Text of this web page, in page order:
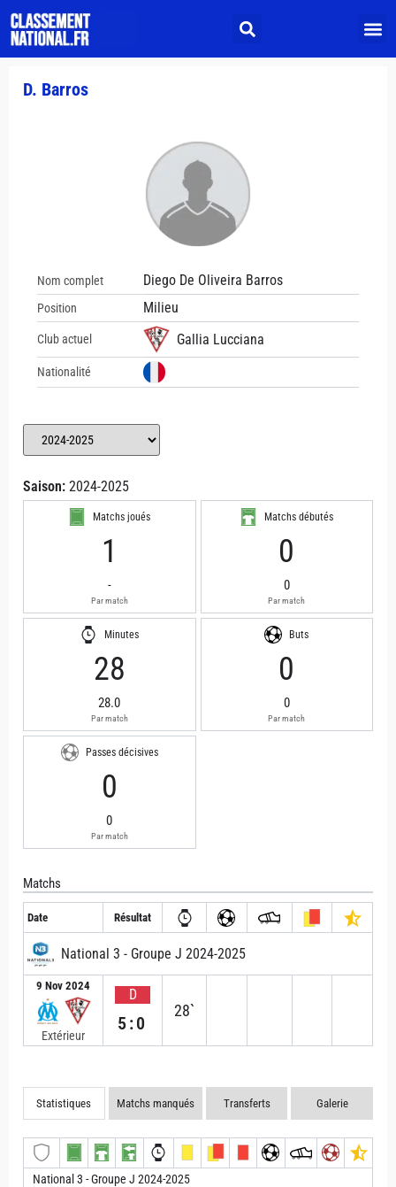
D. Barros
Nom complet Diego De Oliveira Barros
Position Milieu
Club actuel Gallia Lucciana
Nationalité
Saison: 2024-2025
Matchs joués
1
-
Par match
Matchs débutés
0
0
Par match
Minutes
28
28.0
Par match
Buts
0
0
Par match
Passes décisives
0
0
Par match
Matchs
Date Résultat
National 3 - Groupe J 2024-2025
9 Nov 2024
Extérieur
D
5:0
28`
Statistiques Matchs manqués Transferts Galerie
National 3 - Groupe J 2024-2025